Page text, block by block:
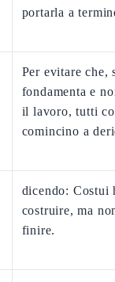
portarla a
Per evitare che,
fondamenta e
il lavoro, tutti
comincino a
dicendo: Costui
costruire, ma
finire.